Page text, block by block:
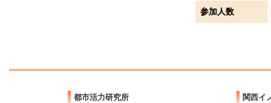
参加人数
都市活力研究所 関西イ